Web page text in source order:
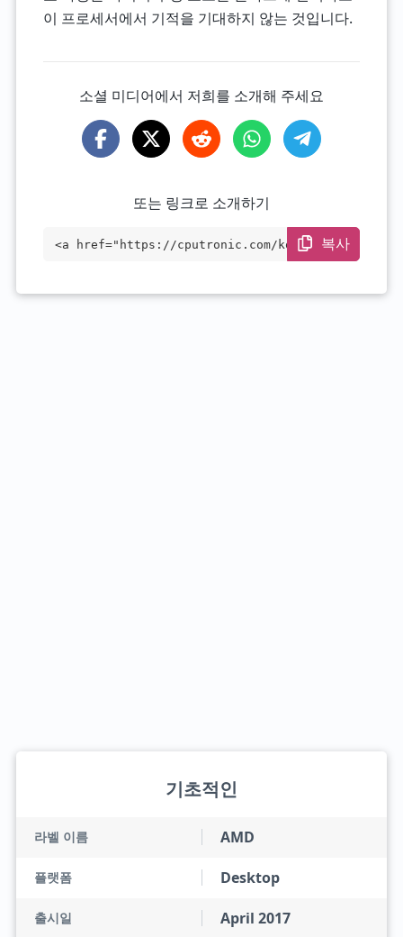
이 프로세서에서 기적을 기대하지 않는 것입니다.
소셜 미디어에서 저희를 소개해 주세요
또는 링크로 소개하기
<a href="https://cputronic.com/ko/cpu/am
복사
기초적인
라벨 이름 AMD
플랫폼 Desktop
출시일 April 2017